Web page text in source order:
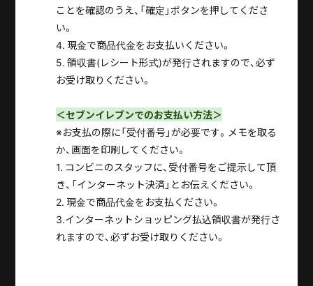
ことを確認のうえ、「確定」ボタンを押してくださ
い。
4. 現金で商品代金をお支払いください。
5. 領収書(レシート形式)が発行されますので、必ず
お受け取りください。
＜セブンイレブンでのお支払い方法＞
※お支払の際に「受付番号」が必要です。メモを取る
か、画面を印刷してください。
1. コンビニのスタッフに、受付番号をご提示して頂
き、「インターネット決済」とお伝えください。
2. 現金で商品代金をお支払ください。
3.インターネットショッピング払込領収書が発行さ
れますので、必ずお受け取りください。